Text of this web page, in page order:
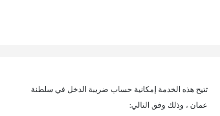
تتيح هذه الخدمة إمكانية حساب ضريبة الدخل في سلطنة
عمان ، وذلك وفق التالي: